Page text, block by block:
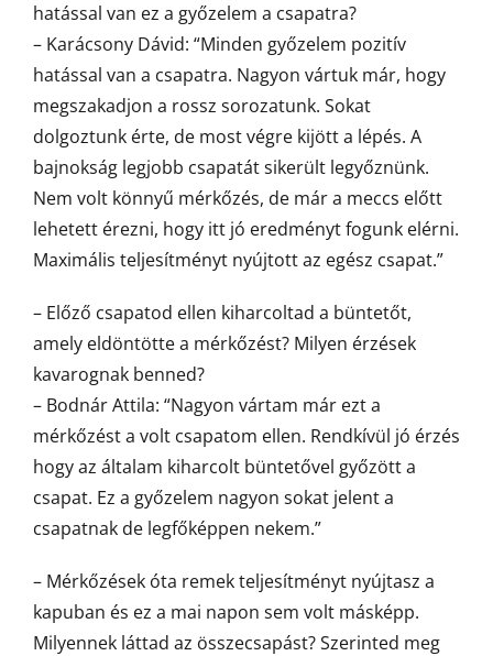
hatással van ez a győzelem a csapatra?
– Karácsony Dávid: “Minden győzelem pozitív
hatással van a csapatra. Nagyon vártuk már, hogy
megszakadjon a rossz sorozatunk. Sokat
dolgoztunk érte, de most végre kijött a lépés. A
bajnokság legjobb csapatát sikerült legyőznünk.
Nem volt könnyű mérkőzés, de már a meccs előtt
lehetett érezni, hogy itt jó eredményt fogunk elérni.
Maximális teljesítményt nyújtott az egész csapat.”
– Előző csapatod ellen kiharcoltad a büntetőt,
amely eldöntötte a mérkőzést? Milyen érzések
kavarognak benned?
– Bodnár Attila: “Nagyon vártam már ezt a
mérkőzést a volt csapatom ellen. Rendkívül jó érzés
hogy az általam kiharcolt büntetővel győzött a
csapat. Ez a győzelem nagyon sokat jelent a
csapatnak de legfőképpen nekem.”
– Mérkőzések óta remek teljesítményt nyújtasz a
kapuban és ez a mai napon sem volt másképp.
Milyennek láttad az összecsapást? Szerinted meg